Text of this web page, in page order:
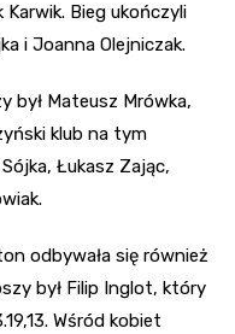
Bieg ukończyli
i Joanna Olejniczak.
był Mateusz Mrówka,
klub na tym
Łukasz Zając,
odbywała się również
był Filip Inglot, który
Wśród kobiet